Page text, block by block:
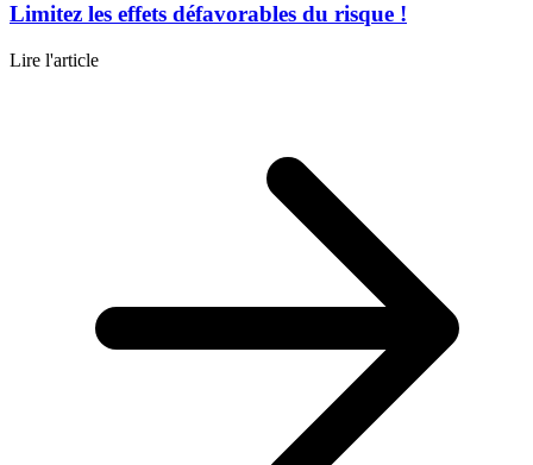
Limitez les effets défavorables du risque !
Lire l'article